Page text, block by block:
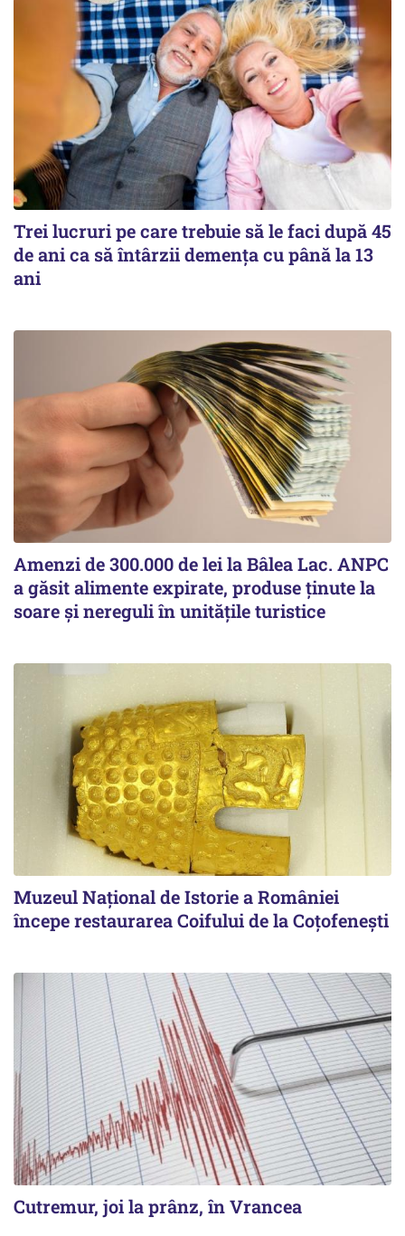
Trei lucruri pe care trebuie să le faci după 45
de ani ca să întârzii demența cu până la 13
ani
Amenzi de 300.000 de lei la Bâlea Lac. ANPC
a găsit alimente expirate, produse ținute la
soare și nereguli în unitățile turistice
Muzeul Național de Istorie a României
începe restaurarea Coifului de la Coțofenești
Cutremur, joi la prânz, în Vrancea